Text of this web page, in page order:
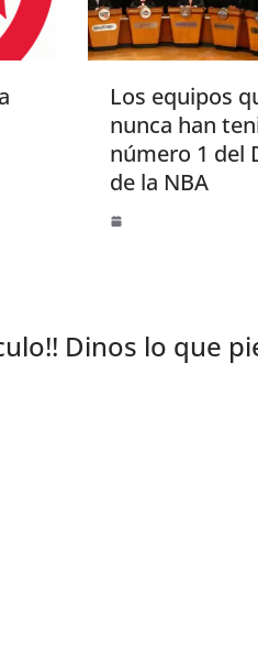
Los equipos
nunca han
número 1 del
de la NBA
Dinos lo que